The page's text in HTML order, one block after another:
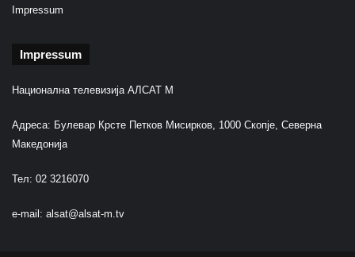
Impressum
Impressum
Национална телевизија АЛСАТ М
Адреса: Булевар Крсте Петков Мисирков, 1000 Скопје, Северна
Македонија
Тел: 02 3216070
e-mail: alsat@alsat-m.tv